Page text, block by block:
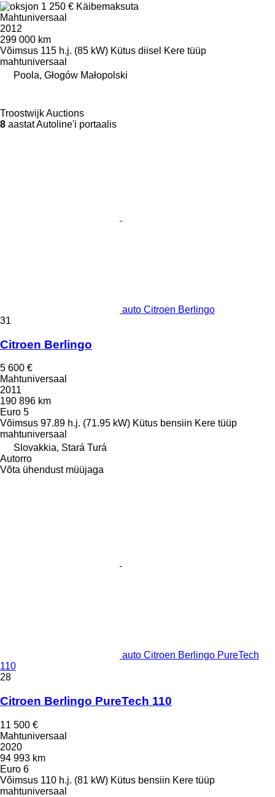
1 250 € Käibemaksuta
Mahtuniversaal
2012
299 000 km
Võimsus 115 h.j. (85 kW) Kütus diisel Kere tüüp
mahtuniversaal
Poola, Głogów Małopolski
Troostwijk Auctions
8 aastat Autoline'i portaalis
auto Citroen Berlingo
31
Citroen Berlingo
5 600 €
Mahtuniversaal
2011
190 896 km
Euro 5
Võimsus 97.89 h.j. (71.95 kW) Kütus bensiin Kere tüüp
mahtuniversaal
Slovakkia, Stará Turá
Autorro
Võta ühendust müüjaga
auto Citroen Berlingo PureTech
110
28
Citroen Berlingo PureTech 110
11 500 €
Mahtuniversaal
2020
94 993 km
Euro 6
Võimsus 110 h.j. (81 kW) Kütus bensiin Kere tüüp
mahtuniversaal